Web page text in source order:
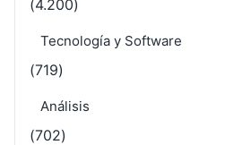
(4.200)
Tecnología y Software
(719)
Análisis
(702)